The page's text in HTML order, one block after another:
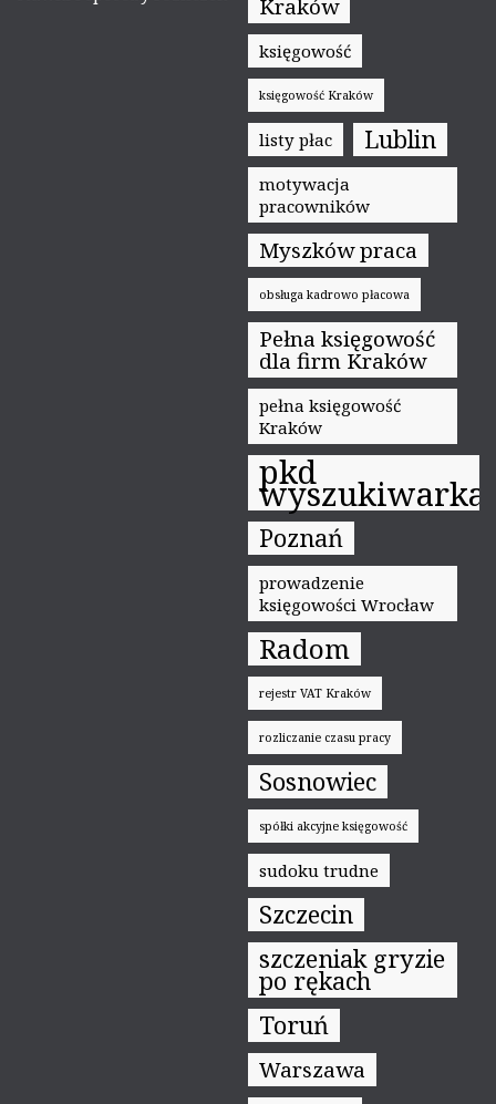
Kraków
księgowość
księgowość Kraków
listy płac Lublin
motywacja
pracowników
Myszków praca
obsługa kadrowo płacowa
Pełna księgowość
dla firm Kraków
pełna księgowość
Kraków
pkd
wyszukiwarka
Poznań
prowadzenie
księgowości Wrocław
Radom
rejestr VAT Kraków
rozliczanie czasu pracy
Sosnowiec
spółki akcyjne księgowość
sudoku trudne
Szczecin
szczeniak gryzie
po rękach
Toruń
Warszawa